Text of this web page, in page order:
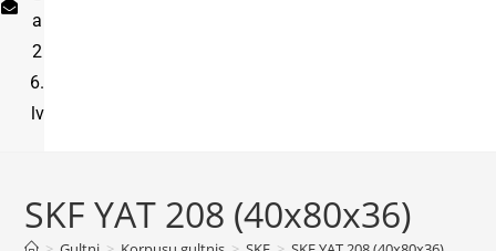
a
2
6.
lv
SKF YAT 208 (40x80x36)